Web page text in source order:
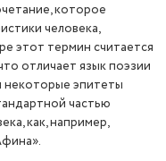
которое
человека,
этот термин считается
отличает язык поэзии
некоторые эпитеты
частью
как, например,